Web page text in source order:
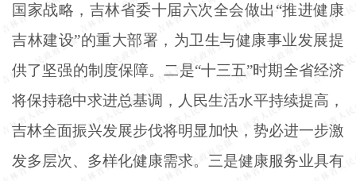
国家战略，吉林省委十届六次全会做出“推进健康
吉林建设”的重大部署，为卫生与健康事业发展提
供了坚强的制度保障。二是“十三五”时期全省经济
将保持稳中求进总基调，人民生活水平持续提高，
吉林全面振兴发展步伐将明显加快，势必进一步激
发多层次、多样化健康需求。三是健康服务业具有